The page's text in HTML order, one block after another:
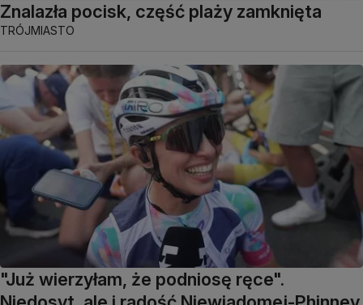
Znalazła pocisk, część plaży zamknięta
TRÓJMIASTO
"Już wierzyłam, że podniosę ręce".